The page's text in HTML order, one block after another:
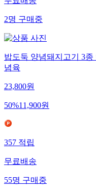
무료배송
2명구매중
밥도둑 양념돼지고기 3
념육
23,800원
50%11,900원
357적립
무료배송
55명구매중